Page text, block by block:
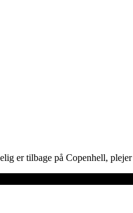
er tilbage på Copenhell,